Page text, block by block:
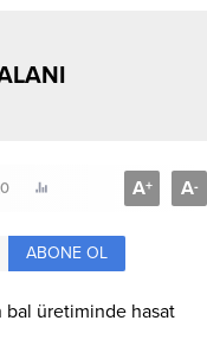
0 A+ A-
ABONE OL
bal üretiminde hasat